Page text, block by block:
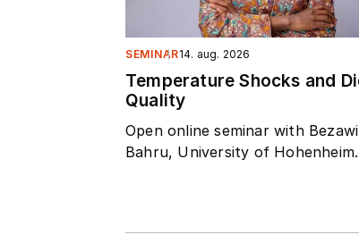
SEMINAR14. aug. 2026
Temperature Shocks and
Quality
Open online seminar with
Bahru, University of Hohenheim.